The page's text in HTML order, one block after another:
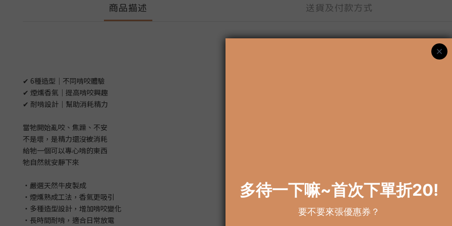
商品描述 送貨及付款方式
✔ 6種造型｜不同啃咬體驗
✔ 煙燻香氣｜提高啃咬興趣
✔ 耐啃設計｜幫助消耗精力
當牠開始亂咬、焦躁、不安
不是壞，是精力還沒被消耗
給牠一個可以專心啃的東西
牠自然就安靜下來
・嚴選天然牛皮製成
・煙燻熟成工法，香氣更吸引
・多種造型設計，增加啃咬變化
・長時間耐啃，適合日常放電